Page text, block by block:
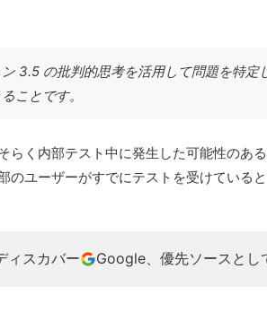
3.5 の批判的思考を活用して問題を特
ことです。
らく内部テスト中に発生した可能性の
のユーザーがすでにテストを受けている
ィスカバー Google、優先ソースとし